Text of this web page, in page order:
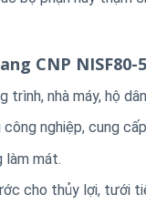
CNP NISF80-
trình, nhà máy, hộ dân
nghiệp, cung
làm mát.
cho thủy lợi, tưới